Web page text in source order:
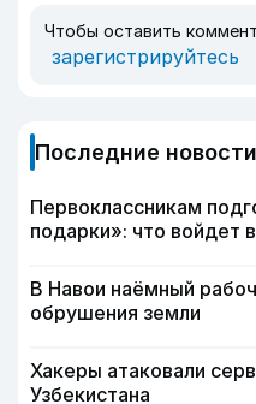
Чтобы оставить
зарегистрируйтесь
Последние новости
Первоклассникам
подарки»: что войдет
В Навои наёмный
обрушения земли
Хакеры атаковали
Узбекистана